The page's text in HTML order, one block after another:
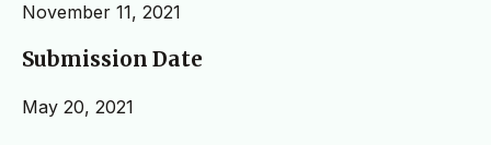
November 11, 2021
Submission Date
May 20, 2021